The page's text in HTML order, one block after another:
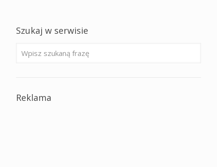
Szukaj w serwisie
Reklama